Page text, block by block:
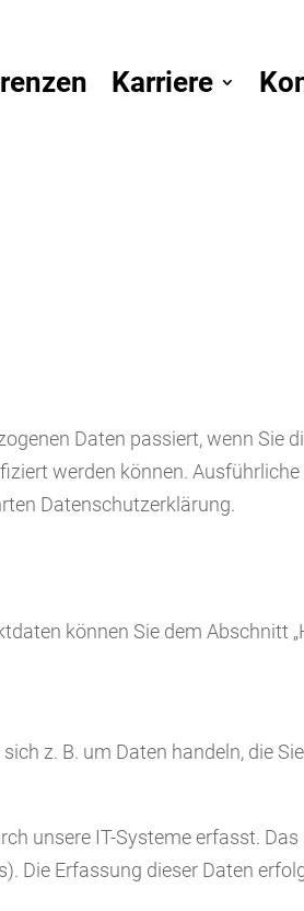
Karriere
Daten passiert, wenn Sie
werden können. Ausführliche
Datenschutzerklärung.
können Sie dem Abschnitt
z. B. um Daten handeln, die
unsere IT-Systeme erfasst.
Die Erfassung dieser Daten